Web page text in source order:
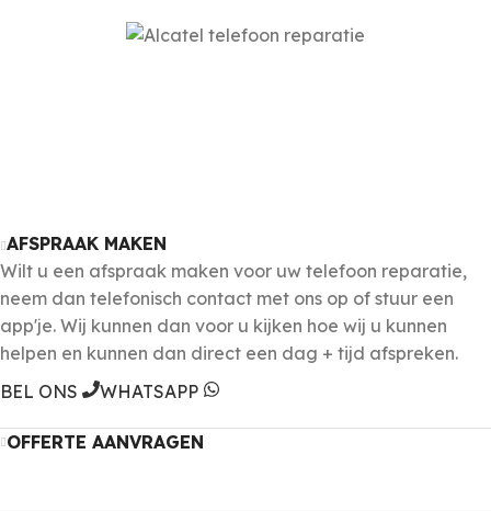
AFSPRAAK MAKEN
Wilt u een afspraak maken voor uw telefoon reparatie,
neem dan telefonisch contact met ons op of stuur een
app'je. Wij kunnen dan voor u kijken hoe wij u kunnen
helpen en kunnen dan direct een dag + tijd afspreken.
BEL ONS
WHATSAPP
OFFERTE AANVRAGEN